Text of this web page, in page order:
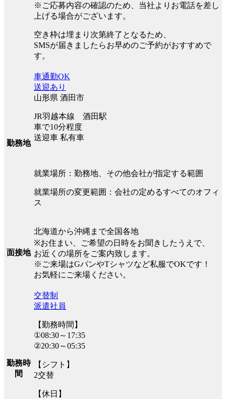
※ご応募内容の確認のため、当社よりお電話を差し
上げる場合がございます。
空き枠は埋まり次第終了となるため、
SMSが届きましたらお早めのご予約がおすすめで
す。
勤務地
車通勤OK
送迎あり
山形県 酒田市
JR羽越本線 酒田駅
車で10分程度
送迎車 私有車
就業場所：勤務地、その他会社が指定する範囲
就業場所の変更範囲：会社の定めるすべてのオフィ
ス
面接地
北海道から沖縄まで全国各地
※お住まい、ご希望の日時をお聞きしたうえで、
お近くの場所をご案内致します。
※ご来場はGパンやTシャツなど私服でOKです！
お気軽にご来場ください。
勤務時
間
交替制
派遣社員
【勤務時間】
①08:30～17:35
②20:30～05:35
【シフト】
2交替
【休日】